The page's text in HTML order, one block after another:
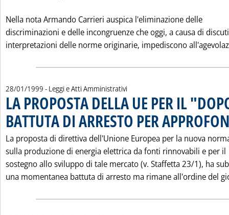
Nella nota Armando Carrieri auspica l'eliminazione delle
discriminazioni e delle incongruenze che oggi, a causa di
interpretazioni delle norme originarie, impediscono
28/01/1999 - Leggi e Atti Amministrativi
LA PROPOSTA DELLA UE PER IL
BATTUTA DI ARRESTO PER
La proposta di direttiva dell'Unione Europea per la nuova
sulla produzione di energia elettrica da fonti rinnovabili e per il
sostegno allo sviluppo di tale mercato (v. Staffetta 23/1), ha
una momentanea battuta di arresto ma rimane all'ordine del